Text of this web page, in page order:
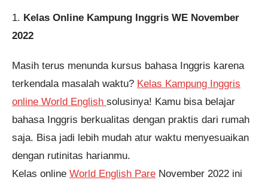
1. Kelas Online Kampung Inggris WE November
2022
Masih terus menunda kursus bahasa Inggris karena
terkendala masalah waktu? Kelas Kampung Inggris
online World English solusinya! Kamu bisa belajar
bahasa Inggris berkualitas dengan praktis dari rumah
saja. Bisa jadi lebih mudah atur waktu menyesuaikan
dengan rutinitas harianmu.
Kelas online World English Pare November 2022 ini